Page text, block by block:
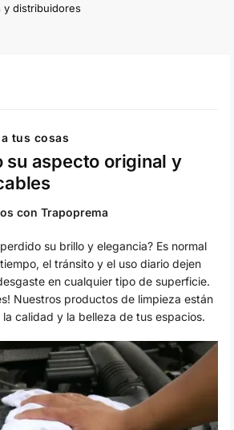
y distribuidores
tus cosas
su aspecto original y
con Trapoprema
su brillo y elegancia? Es normal
el tránsito y el uso diario dejen
en cualquier tipo de superficie.
Nuestros productos de limpieza están
calidad y la belleza de tus espacios.